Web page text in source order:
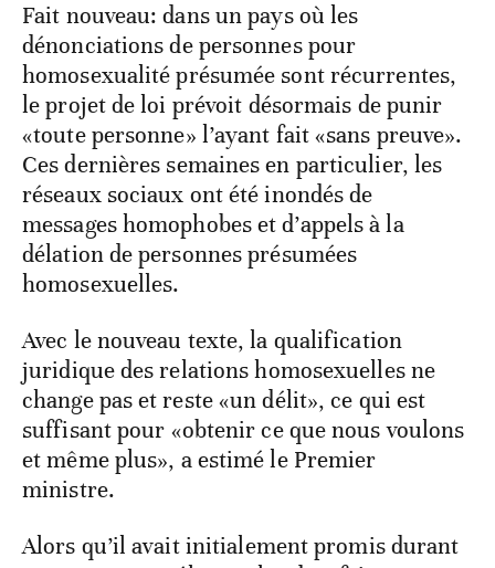
Fait nouveau: dans un pays où les
dénonciations de personnes pour
homosexualité présumée sont récurrentes,
le projet de loi prévoit désormais de punir
«toute personne» l’ayant fait «sans preuve».
Ces dernières semaines en particulier, les
réseaux sociaux ont été inondés de
messages homophobes et d’appels à la
délation de personnes présumées
homosexuelles.
Avec le nouveau texte, la qualification
juridique des relations homosexuelles ne
change pas et reste «un délit», ce qui est
suffisant pour «obtenir ce que nous voulons
et même plus», a estimé le Premier
ministre.
Alors qu’il avait initialement promis durant